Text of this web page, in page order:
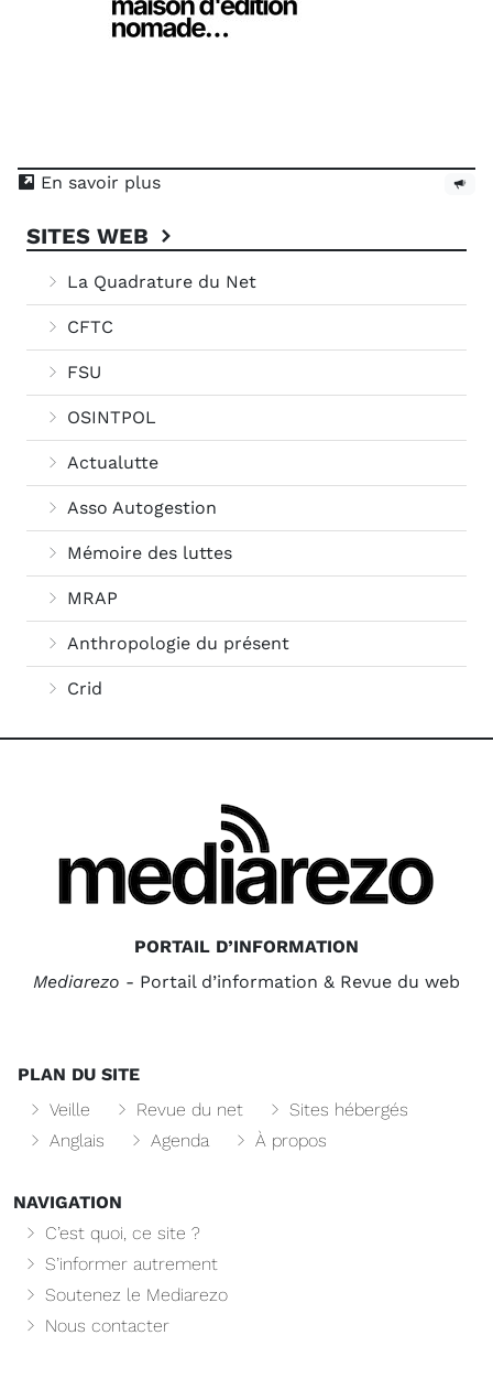
En savoir plus
SITES WEB
La Quadrature du Net
CFTC
FSU
OSINTPOL
Actualutte
Asso Autogestion
Mémoire des luttes
MRAP
Anthropologie du présent
Crid
PORTAIL D’INFORMATION
Mediarezo - Portail d’information & Revue du web
PLAN DU SITE
Veille
Revue du net
Sites hébergés
Anglais
Agenda À propos
NAVIGATION
C’est quoi, ce site ?
S’informer autrement
Soutenez le Mediarezo
Nous contacter